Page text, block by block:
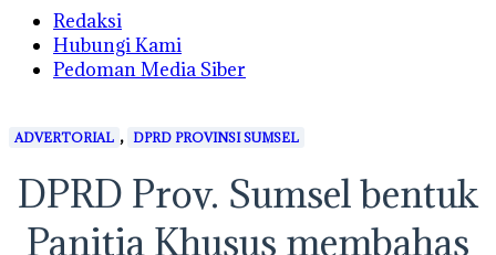
Redaksi
Hubungi Kami
Pedoman Media Siber
ADVERTORIAL , DPRD PROVINSI SUMSEL
DPRD Prov. Sumsel bentuk
Panitia Khusus membahas